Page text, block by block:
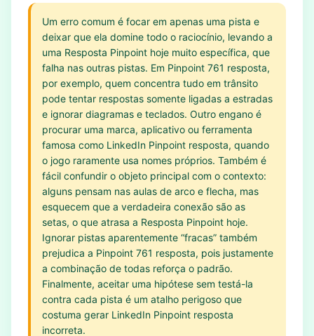
Um erro comum é focar em apenas uma pista e
deixar que ela domine todo o raciocínio, levando a
uma Resposta Pinpoint hoje muito específica, que
falha nas outras pistas. Em Pinpoint 761 resposta,
por exemplo, quem concentra tudo em trânsito
pode tentar respostas somente ligadas a estradas
e ignorar diagramas e teclados. Outro engano é
procurar uma marca, aplicativo ou ferramenta
famosa como LinkedIn Pinpoint resposta, quando
o jogo raramente usa nomes próprios. Também é
fácil confundir o objeto principal com o contexto:
alguns pensam nas aulas de arco e flecha, mas
esquecem que a verdadeira conexão são as
setas, o que atrasa a Resposta Pinpoint hoje.
Ignorar pistas aparentemente “fracas” também
prejudica a Pinpoint 761 resposta, pois justamente
a combinação de todas reforça o padrão.
Finalmente, aceitar uma hipótese sem testá-la
contra cada pista é um atalho perigoso que
costuma gerar LinkedIn Pinpoint resposta
incorreta.